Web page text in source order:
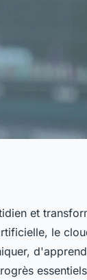
et
le